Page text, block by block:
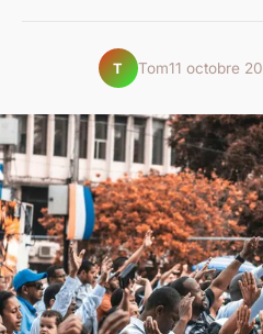
T Tom11 octobre